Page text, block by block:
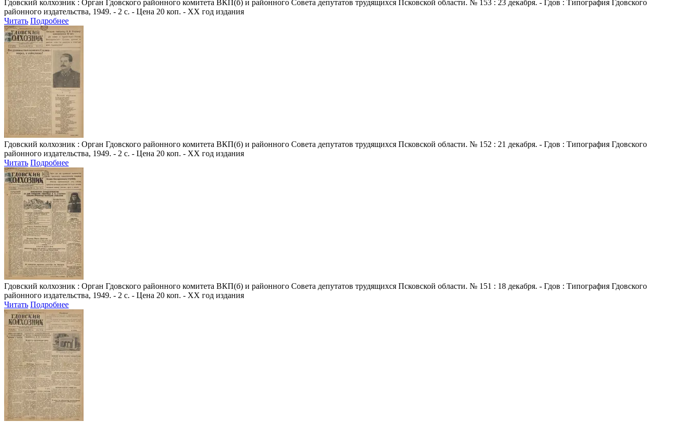
Гдовский колхозник : Орган Гдовского районного комитета ВКП(б) и районного Совета депутатов трудящихся Псковской области. № 153 : 23 декабря. - Гдов : Типография Гдовского
районного издательства, 1949. - 2 с. - Цена 20 коп. - XX год издания
Читать Подробнее
Гдовский колхозник : Орган Гдовского районного комитета ВКП(б) и районного Совета депутатов трудящихся Псковской области. № 152 : 21 декабря. - Гдов : Типография Гдовского
районного издательства, 1949. - 2 с. - Цена 20 коп. - XX год издания
Читать Подробнее
Гдовский колхозник : Орган Гдовского районного комитета ВКП(б) и районного Совета депутатов трудящихся Псковской области. № 151 : 18 декабря. - Гдов : Типография Гдовского
районного издательства, 1949. - 2 с. - Цена 20 коп. - XX год издания
Читать Подробнее